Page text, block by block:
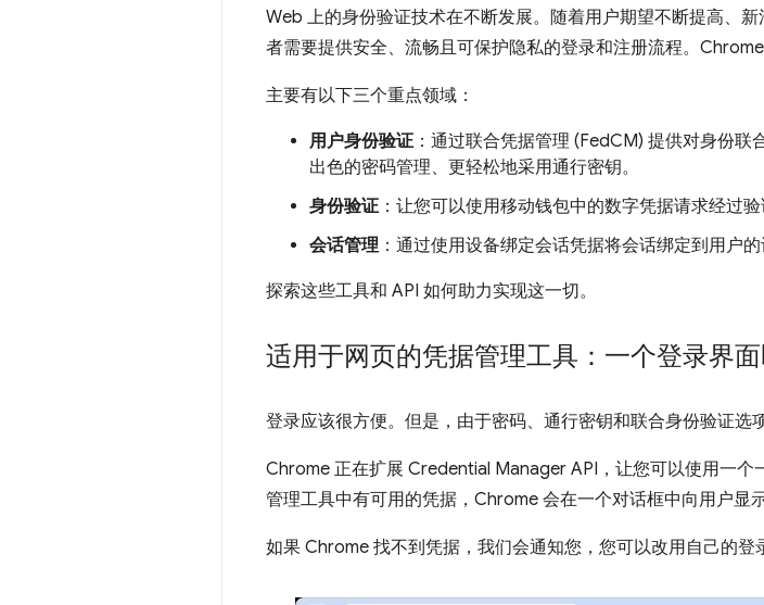
Web 上的身份验证技术在不断发展。随着用户期望不断提高、
者需要提供安全、流畅且可保护隐私的登录和注册流程。Chrome
主要有以下三个重点领域：
用户身份验证：通过联合凭据管理 (FedCM) 提供对身份联
出色的密码管理、更轻松地采用通行密钥。
身份验证：让您可以使用移动钱包中的数字凭据请求经过
会话管理：通过使用设备绑定会话凭据将会话绑定到用户
探索这些工具和 API 如何助力实现这一切。
适用于网页的凭据管理工具：一个登录界
登录应该很方便。但是，由于密码、通行密钥和联合身份验证选
Chrome 正在扩展 Credential Manager API，让您可以使用一
管理工具中有可用的凭据，Chrome 会在一个对话框中向用户显
如果 Chrome 找不到凭据，我们会通知您，您可以改用自己的登